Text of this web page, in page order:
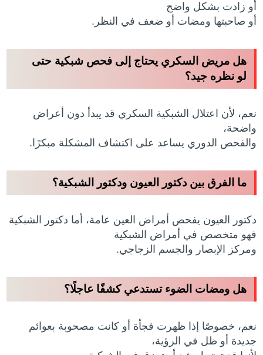
أو زادت بشكل واضح
أو صاحبتها ومضات أو ضعف في النظر.
هل مريض السكري يحتاج إلى فحص شبكية حتى
لو نظره جيد؟
نعم، لأن اعتلال الشبكية السكري قد يبدأ دون أعراض
واضحة،
والفحص الدوري يساعد على اكتشاف المشكلة مبكرًا.
ما الفرق بين دكتور العيون ودكتور الشبكية؟
دكتور العيون يفحص أمراض العين عامة، أما دكتور الشبكية
فهو متخصص في أمراض الشبكية
ومركز الإبصار والجسم الزجاجي.
هل ومضات الضوء تستدعي كشفًا عاجلًا؟
نعم، خصوصًا إذا ظهرت فجأة أو كانت مصحوبة بعوائم
جديدة أو ظل في الرؤية،